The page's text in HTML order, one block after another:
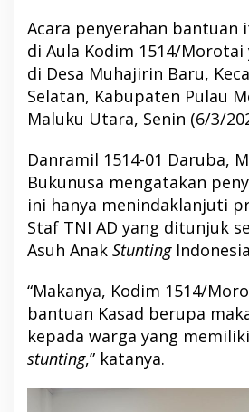
Acara penyerahan bantuan
di Aula Kodim 1514/
di Desa Muhajirin Baru,
Selatan, Kabupaten Pulau
Maluku Utara, Senin (6/3/
Danramil 1514-01 Daruba,
Bukunusa mengatakan
ini hanya menindaklanjuti
Staf TNI AD yang ditunjuk
Asuh Anak Stunting
“Makanya, Kodim 1514/
bantuan Kasad berupa
kepada warga yang
stunting,” katanya.